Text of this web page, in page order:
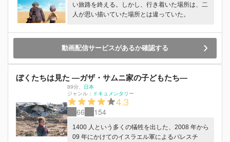
い旅路を終える。しかし、行き着いた場所は、二
人が思い描いていた場所とは違っていた。
動画配信サービスがあるか確認する
ぼくたちは見た ―ガザ・サムニ家の子どもたち―
89分
日本
ジャンル：
ドキュメンタリー
4.3
66 154
1400 人という多くの犠牲を出した、2008 年から
09 年にかけてのイスラエル軍によるパレスチ